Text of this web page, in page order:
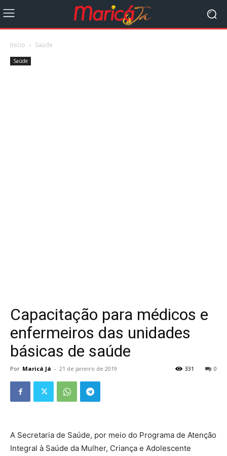
Início Saúde
Saúde
Capacitação para médicos e
enfermeiros das unidades
básicas de saúde
Por Maricá Já - 21 de janeiro de 2019 0
331
A Secretaria de Saúde, por meio do Programa de Atenção
Integral à Saúde da Mulher, Criança e Adolescente